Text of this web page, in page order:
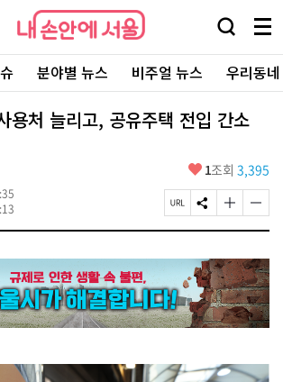
내
손
에
울
검
창
열
기
메
뉴
전
체
보
분야별 뉴스 비주얼 뉴스 우리동
용처 늘리고, 공유주택 전입 간소
좋
요
1조회 3,395
페
이
U
R
L
복
사
S
N
공
유
하
기
글
자
기
크
게
변
경
하
글
자
기
작
게
변
경
하